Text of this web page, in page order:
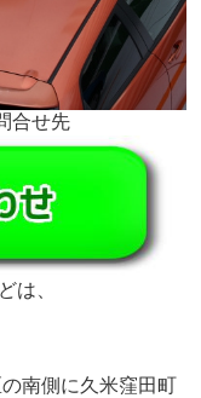
合せ先
は、
南側に久米窪田町